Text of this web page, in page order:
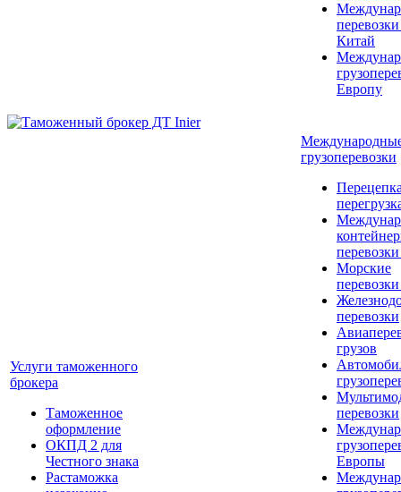
Китай
Европу
Услуги таможенного
брокера
Таможенное
оформление
ОКПД 2 для
Честного знака
Растаможка
грузоперевозки
Морские
перевозки
грузов
перевозки
Европы